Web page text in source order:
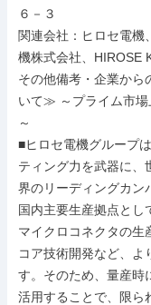
６－３
関連会社：ヒロセ電機
機株式会社、HIROSE
その他備考・企業か
いて≫ ～プライム市場
～
■ヒロセ電機グループ
ティング力を武器に、
界のリーディングカン
国内主要生産拠点とし
マイクロコネクタの生
コア技術開発など、よ
す。そのため、量産時
活用することで、限ら